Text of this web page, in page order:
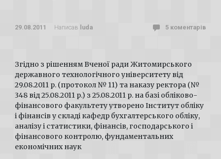
29.08.2011 Написав luda 5 коментарів
Згідно з рішенням Вченої ради Житомирського
державного технологічного університету від
29.08.2011 р. (протокол № 11) та наказу ректора (№
348 від 25.08.2011 р.) з 25.08.2011 р. на базі обліково-
фінансового факультету утворено Інститут обліку
і фінансів у складі кафедр бухгалтерського обліку,
аналізу і статистики, фінансів, господарського і
фінансового контролю, фундаментальних
економічних наук